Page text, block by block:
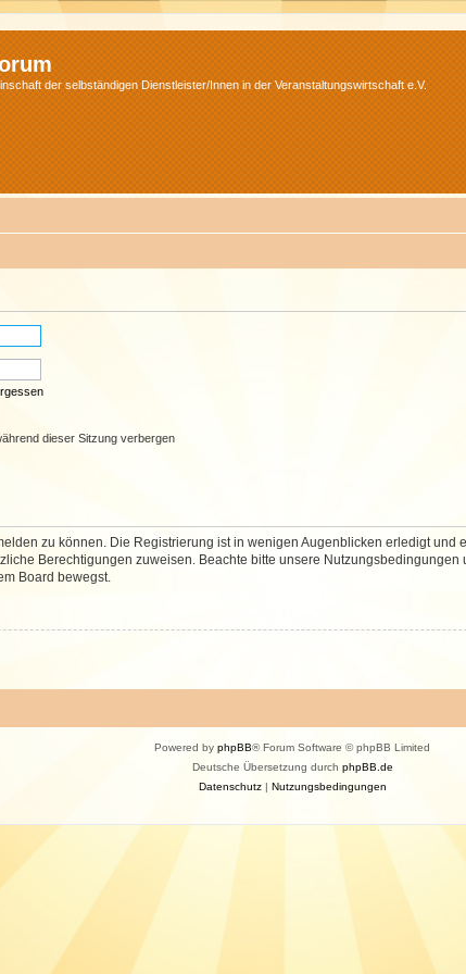
der selbständigen Dienstleister/Innen in der Veranstaltungswirtschaft e.V.
dieser Sitzung verbergen
zu können. Die Registrierung ist in wenigen Augenblicken erledigt
Berechtigungen zuweisen. Beachte bitte unsere
Board bewegst.
Powered by phpBB® Forum Software © phpBB Limited
Deutsche Übersetzung durch phpBB.de
Datenschutz| Nutzungsbedingungen